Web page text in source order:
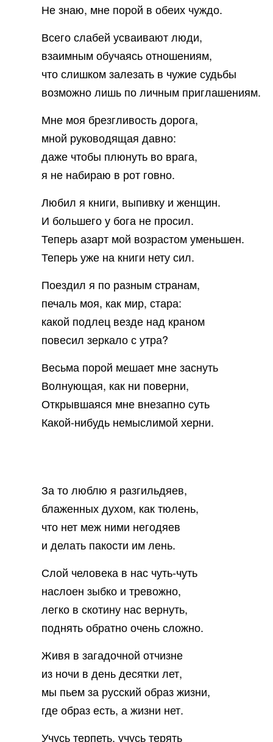
Не знаю, мне порой в обеих чуждо.
Всего слабей усваивают люди,
взаимным обучаясь отношениям,
что слишком залезать в чужие судьбы
возможно лишь по личным приглашениям.
Мне моя брезгливость дорога,
мной руководящая давно:
даже чтобы плюнуть во врага,
я не набираю в рот говно.
Любил я книги, выпивку и женщин.
И большего у бога не просил.
Теперь азарт мой возрастом уменьшен.
Теперь уже на книги нету сил.
Поездил я по разным странам,
печаль моя, как мир, стара:
какой подлец везде над краном
повесил зеркало с утра?
Весьма порой мешает мне заснуть
Волнующая, как ни поверни,
Открывшаяся мне внезапно суть
Какой-нибудь немыслимой херни.
За то люблю я разгильдяев,
блаженных духом, как тюлень,
что нет меж ними негодяев
и делать пакости им лень.
Слой человека в нас чуть-чуть
наслоен зыбко и тревожно,
легко в скотину нас вернуть,
поднять обратно очень сложно.
Живя в загадочной отчизне
из ночи в день десятки лет,
мы пьем за русский образ жизни,
где образ есть, а жизни нет.
Учусь терпеть, учусь терять